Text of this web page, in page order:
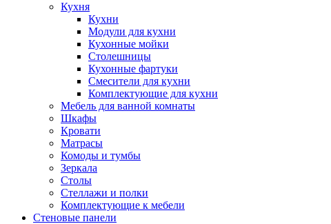
Кухня
Кухни
Модули для кухни
Кухонные мойки
Столешницы
Кухонные фартуки
Смесители для кухни
Комплектующие для кухни
Мебель для ванной комнаты
Шкафы
Кровати
Матрасы
Комоды и тумбы
Зеркала
Столы
Стеллажи и полки
Комплектующие к мебели
Стеновые панели